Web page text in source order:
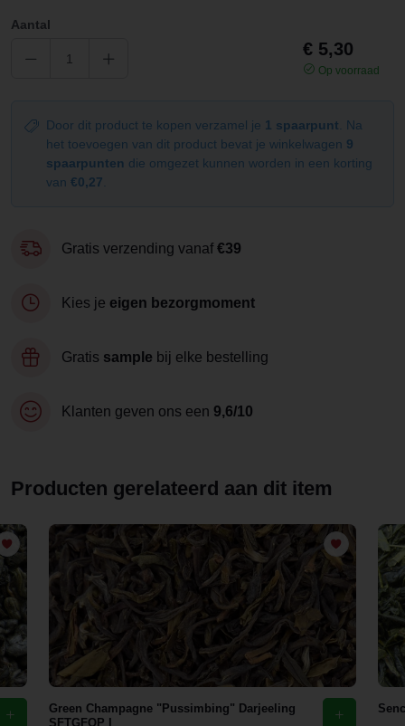
Aantal
€ 5,30
Op voorraad
Door dit product te kopen verzamel je 1 spaarpunt . Na
het toevoegen van dit product bevat je winkelwagen 9
spaarpunten die omgezet kunnen worden in een korting
van €0,27
Gratis verzending vanaf €39
Kies je eigen bezorgmoment
Gratis sample bij elke bestelling
Klanten geven ons een 9,6/10
Producten gerelateerd aan dit item
Green Champagne "Pussimbing" Darjeeling
SFTGFOP I